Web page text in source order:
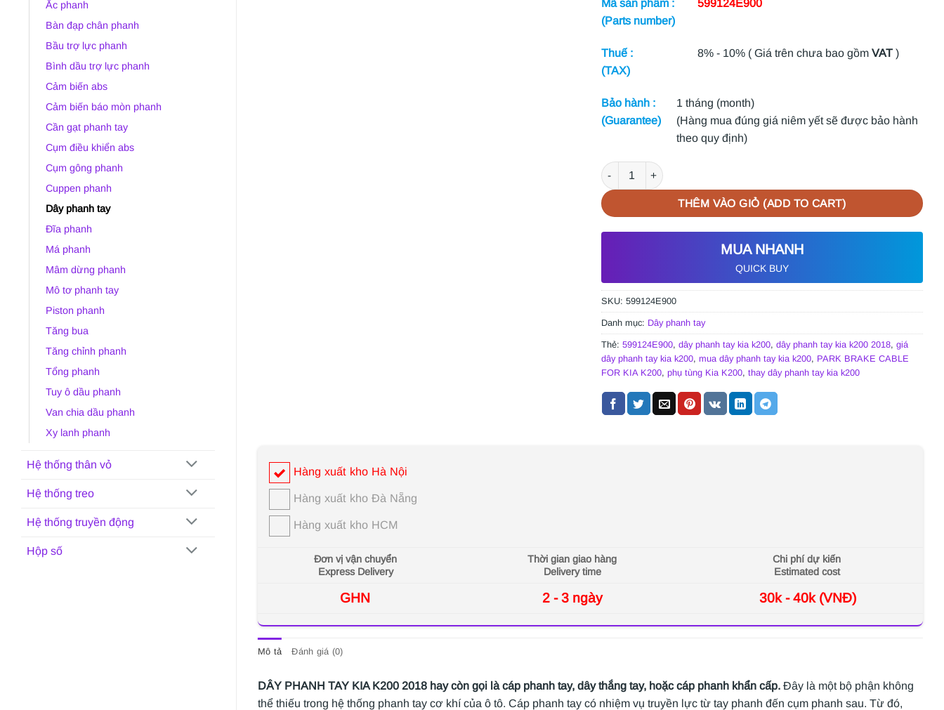
Ắc phanh
Bàn đạp chân phanh
Bầu trợ lực phanh
Bình dầu trợ lực phanh
Cảm biến abs
Cảm biến báo mòn phanh
Cần gạt phanh tay
Cụm điều khiển abs
Cụm gông phanh
Cuppen phanh
Dây phanh tay
Đĩa phanh
Má phanh
Mâm dừng phanh
Mô tơ phanh tay
Piston phanh
Tăng bua
Tăng chỉnh phanh
Tổng phanh
Tuy ô dầu phanh
Van chia dầu phanh
Xy lanh phanh
Hệ thống thân vỏ
Hệ thống treo
Hệ thống truyền động
Hộp số
Mã sản phẩm :
(Parts number)
599124E900
Thuế :
(TAX)
8% - 10% ( Giá trên chưa bao gồmVAT )
Bảo hành :
(Guarantee)
1 tháng (month)
(Hàng mua đúng giá niêm yết sẽ được bảo hành
theo quy định)
DÂY PHANH TAY KIA K200 2018 số lượng
THÊM VÀO GIỎ (ADD TO CART)
MUA NHANH
QUICK BUY
SKU: 599124E900
Danh mục: Dây phanh tay
Thẻ: 599124E900, dây phanh tay kia k200, dây phanh tay kia k200 2018, giá
dây phanh tay kia k200, mua dây phanh tay kia k200, PARK BRAKE CABLE
FOR KIA K200, phụ tùng Kia K200, thay dây phanh tay kia k200
Hàng xuất kho Hà Nội
Hàng xuất kho Đà Nẵng
Hàng xuất kho HCM
Đơn vị vận chuyển
Express Delivery
Thời gian giao hàng
Delivery time
Chi phí dự kiến
Estimated cost
GHN 2 - 3 ngày 30k - 40k (VNĐ)
Mô tả Đánh giá (0)
DÂY PHANH TAY KIA K200 2018 hay còn gọi là cáp phanh tay, dây thắng tay, hoặc cáp phanh khẩn cấp. Đây là một bộ phận không
thể thiếu trong hệ thống phanh tay cơ khí của ô tô. Cáp phanh tay có nhiệm vụ truyền lực từ tay phanh đến cụm phanh sau. Từ đó,